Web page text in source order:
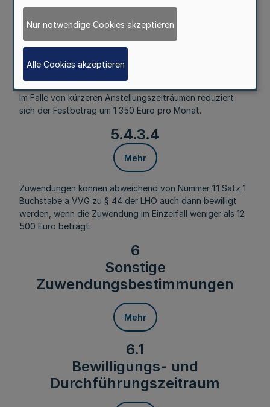
Juli 2027 beträgt der Festbetrag pro
zuschussberechtigter Kindertageseinrichtung 9 450 Euro.
5.4.3.3
Mehr
Im Falle von kürzeren Anstellungszeiträumen reduziert
sich der Festbetrag um 1 350 Euro pro Monat.
5.4.3.4
Mehr
Zuwendungen können abweichend von Nummer 1.1 Satz 1
Buchstabe a VVG zu § 44 der LHO auch dann bewilligt
werden, wenn die Zuwendung im Einzelfall weniger als 12
500 Euro beträgt.
6
Sonstige
Zuwendungsbestimmungen
Mehr
6.1
Bewilligungs- und
Durchführungszeitraum
Nur notwendige Cookies akzeptieren
Alle Cookies akzeptieren